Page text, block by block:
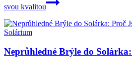
svou kvalitou
Solárium
Neprůhledné Brýle do